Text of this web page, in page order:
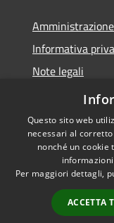
Informativa
Note legali
Dichiarazione di
Accessibilità
Questo sito web
necessari al
nonché un
Per maggiori dettagli,
ACCETTA